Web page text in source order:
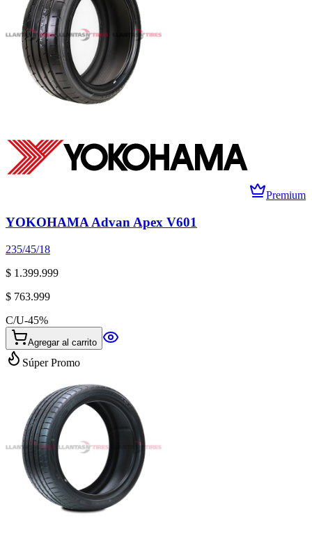
Premium
YOKOHAMA Advan Apex V601
235/45/18
$ 1.399.999
$ 763.999
C/U-45%
Agregar al carrito
Súper Promo